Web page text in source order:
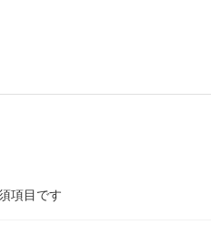
項目です